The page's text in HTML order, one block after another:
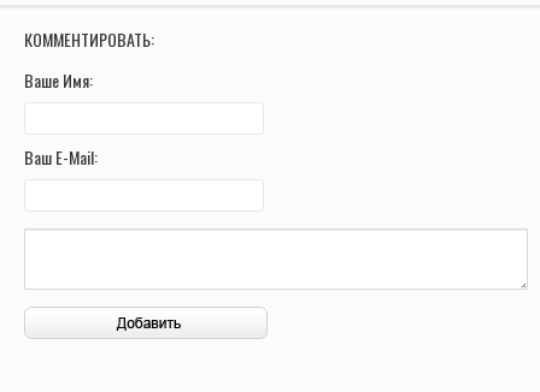
КОММЕНТИРОВАТЬ:
Ваше Имя:
Ваш E-Mail: